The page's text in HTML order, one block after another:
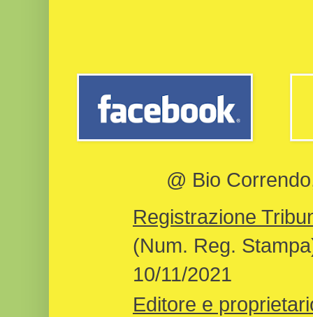
@ Bio
Registrazione
(Num. Reg.
10/11/2021
Editore e